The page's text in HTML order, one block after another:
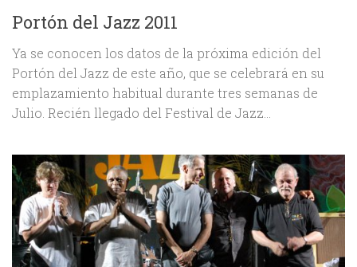
Portón del Jazz 2011
Ya se conocen los datos de la próxima edición del
Portón del Jazz de este año, que se celebrará en su
emplazamiento habitual durante tres semanas de
Julio. Recién llegado del Festival de Jazz...